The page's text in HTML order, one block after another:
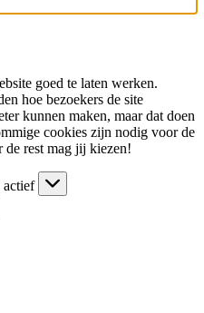
goed te laten werken.
hoe bezoekers de site
kunnen maken, maar dat doen
cookies zijn nodig voor de
de rest mag jij kiezen!